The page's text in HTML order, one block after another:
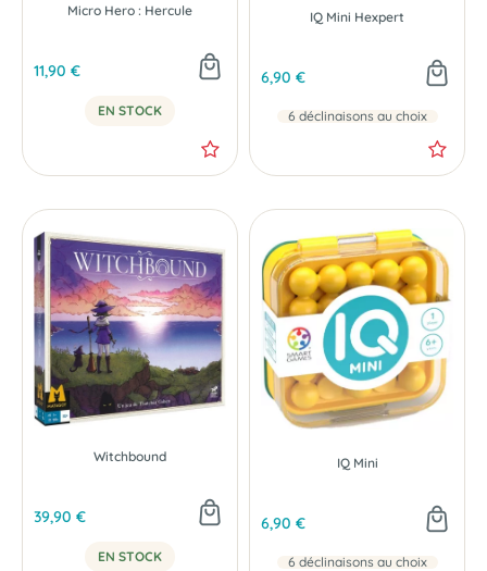
Micro Hero : Hercule
11,90 €
EN STOCK
IQ Mini Hexpert
6,90 €
6 déclinaisons au choix
Witchbound
39,90 €
EN STOCK
IQ Mini
6,90 €
6 déclinaisons au choix